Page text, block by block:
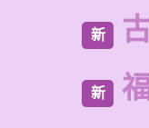
新
新